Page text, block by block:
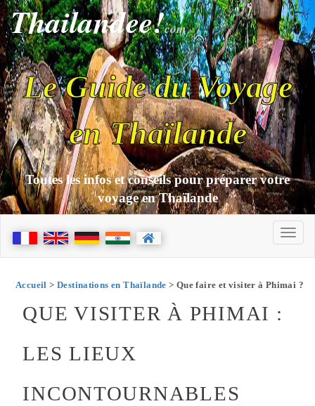
Thailandee!com
Le Guide du Voyage
en Thaïlande
Toutes les infos et conseils pour préparer votre
voyage en Thaïlande
Accueil > Destinations en Thaïlande > Que faire et visiter à Phimai ?
QUE VISITER À PHIMAI :
LES LIEUX
INCONTOURNABLES